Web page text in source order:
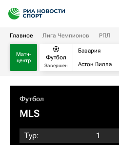
Главное Лига Чемпионов РПЛ
Матч-
центр
Футбол
Завершен
Бавария
Астон Вилла
Футбол
MLS
Тур:
1